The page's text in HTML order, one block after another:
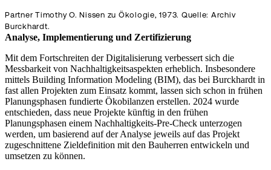
Partner Timothy O. Nissen zu Ökologie, 1973. Quelle: Archiv
Burckhardt.
Analyse, Implementierung und Zertifizierung
Mit dem Fortschreiten der Digitalisierung verbessert sich die
Messbarkeit von Nachhaltigkeitsaspekten erheblich. Insbesondere
mittels Building Information Modeling (BIM), das bei Burckhardt in
fast allen Projekten zum Einsatz kommt, lassen sich schon in frühen
Planungsphasen fundierte Ökobilanzen erstellen. 2024 wurde
entschieden, dass neue Projekte künftig in den frühen
Planungsphasen einem Nachhaltigkeits-Pre-Check unterzogen
werden, um basierend auf der Analyse jeweils auf das Projekt
zugeschnittene Zieldefinition mit den Bauherren entwickeln und
umsetzen zu können.